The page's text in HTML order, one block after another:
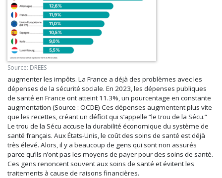
Source: DREES
augmenter les impôts. La France a déjà des problèmes avec les
dépenses de la sécurité sociale. En 2023, les dépenses publiques
de santé en France ont atteint 11.3%, un pourcentage en constante
augmentation (Source : OCDE) Ces dépenses augmentent plus vite
que les recettes, créant un déficit qui s’appelle “le trou de la Sécu.”
Le trou de la Sécu accuse la durabilité économique du système de
santé français. Aux États-Unis, le coût des soins de santé est déjà
très élevé. Alors, il y a beaucoup de gens qui sont non assurés
parce qu’ils n’ont pas les moyens de payer pour des soins de santé.
Ces gens renoncent souvent aux soins de santé et évitent les
traitements à cause de raisons financières.